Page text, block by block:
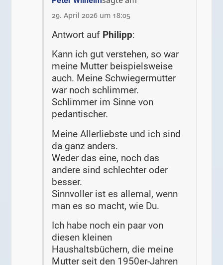
29. April 2026 um 18:05
Antwort auf Philipp:
Kann ich gut verstehen, so war
meine Mutter beispielsweise
auch. Meine Schwiegermutter
war noch schlimmer.
Schlimmer im Sinne von
pedantischer.
Meine Allerliebste und ich sind
da ganz anders.
Weder das eine, noch das
andere sind schlechter oder
besser.
Sinnvoller ist es allemal, wenn
man es so macht, wie Du.
Ich habe noch ein paar von
diesen kleinen
Haushaltsbüchern, die meine
Mutter seit den 1950er-Jahren